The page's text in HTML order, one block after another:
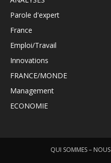
Parole d'expert
France
Emploi/Travail
Innovations
FRANCE/MONDE
Management
ECONOMIE
QUI SOMMES – NOUS